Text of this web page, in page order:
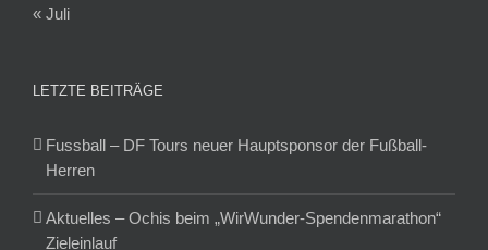
« Juli
LETZTE BEITRÄGE
Fussball – DF Tours neuer Hauptsponsor der Fußball-
Herren
Aktuelles – Ochis beim „WirWunder-Spendenmarathon“
Zieleinlauf